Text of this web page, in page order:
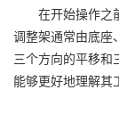
在开始操作之前
调整架通常由底座
三个方向的平移和
能够更好地理解其